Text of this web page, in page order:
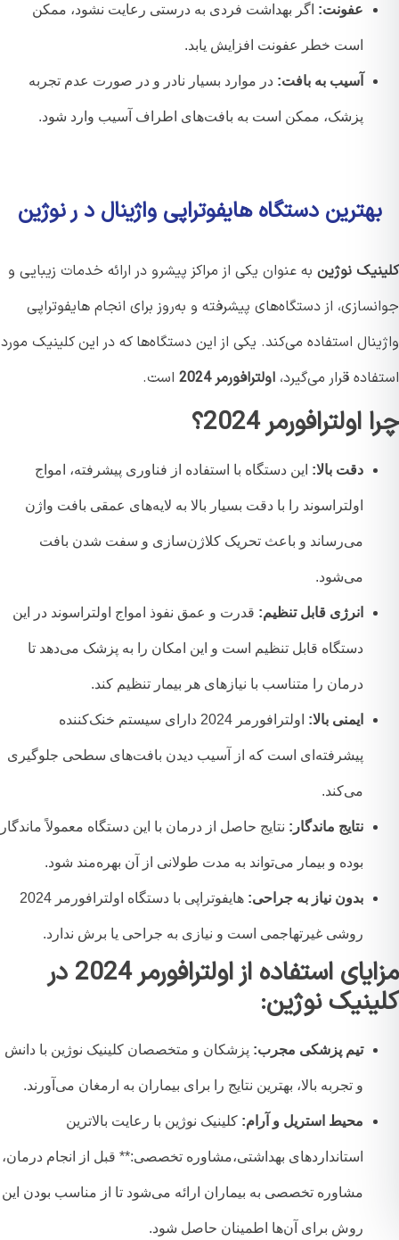
عفونت:اگر بهداشت فردی به درستی رعایت نشود، ممکن
است خطر عفونت افزایش یابد.
آسیب به بافت:در موارد بسیار نادر و در صورت عدم تجربه
پزشک، ممکن است به بافت‌های اطراف آسیب وارد شود.
دستگاه هایفوتراپی واژینال د ر نوژین
نوژینبه عنوان یکی از مراکز پیشرو در ارائه خدمات زیبایی و
از دستگاه‌های پیشرفته و به‌روز برای انجام هایفوتراپی
استفاده می‌کند. یکی از این دستگاه‌ها که در این کلینیک مورد
قرار می‌گیرد،اولترافورمر 2024 است.
2024؟
دقت بالا:این دستگاه با استفاده از فناوری پیشرفته، امواج
اولتراسوند را با دقت بسیار بالا به لایه‌های عمقی بافت واژن
می‌رساند و باعث تحریک کلاژن‌سازی و سفت شدن بافت
می‌شود.
انرژی قابل تنظیم:قدرت و عمق نفوذ امواج اولتراسوند در این
دستگاه قابل تنظیم است و این امکان را به پزشک می‌دهد تا
درمان را متناسب با نیازهای هر بیمار تنظیم کند.
ایمنی بالا: اولترافورمر 2024 دارای سیستم خنک‌کننده
پیشرفته‌ای است که از آسیب دیدن بافت‌های سطحی جلوگیری
می‌کند.
نتایج ماندگار:نتایج حاصل از درمان با این دستگاه معمولاً ماندگار
بوده و بیمار می‌تواند به مدت طولانی از آن بهره‌مند شود.
بدون نیاز به جراحی: هایفوتراپی با دستگاه اولترافورمر 2024
روشی غیرتهاجمی است و نیازی به جراحی یا برش ندارد.
مزایای استفاده از اولترافورمر 2024 در
نوژین:
تیم پزشکی مجرب: پزشکان و متخصصان کلینیک نوژین با دانش
و تجربه بالا، بهترین نتایج را برای بیماران به ارمغان می‌آورند.
محیط استریل و آرام: کلینیک نوژین با رعایت بالاترین
استانداردهای بهداشتی،مشاوره تخصصی:** قبل از انجام درمان،
مشاوره تخصصی به بیماران ارائه می‌شود تا از مناسب بودن این
روش برای آن‌ها اطمینان حاصل شود.